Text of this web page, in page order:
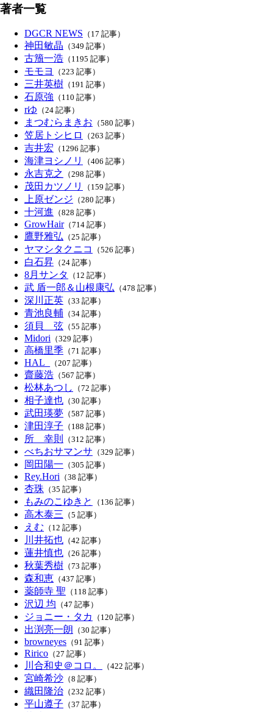
著者一覧
DGCR NEWS （17 記事）
神田敏晶 （349 記事）
古籏一浩 （1195 記事）
モモヨ （223 記事）
三井英樹 （191 記事）
石原強 （110 記事）
rゆ （24 記事）
まつむらまきお （580 記事）
笠居トシヒロ （263 記事）
吉井宏 （1296 記事）
海津ヨシノリ （406 記事）
永吉克之 （298 記事）
茂田カツノリ （159 記事）
上原ゼンジ （280 記事）
十河進 （828 記事）
GrowHair（714 記事）
鷹野雅弘 （25 記事）
ヤマシタクニコ （526 記事）
白石昇 （24 記事）
8月サンタ （12 記事）
武 盾一郎＆山根康弘 （478 記事）
深川正英 （33 記事）
青池良輔 （34 記事）
須貝 弦 （55 記事）
Midori （329 記事）
高橋里季 （71 記事）
HAL_ （207 記事）
齋藤浩 （567 記事）
松林あつし （72 記事）
相子達也 （30 記事）
武田瑛夢 （587 記事）
津田淳子 （188 記事）
所 幸則 （312 記事）
べちおサマンサ （329 記事）
岡田陽一 （305 記事）
Rey.Hori （38 記事）
杏珠 （35 記事）
もみのこゆきと （136 記事）
高木泰三 （5 記事）
えむ （12 記事）
川井拓也 （42 記事）
蓮井慎也 （26 記事）
秋葉秀樹 （73 記事）
森和恵 （437 記事）
薬師寺 聖 （118 記事）
沢辺 均 （47 記事）
ジョニー・タカ （120 記事）
出渕亮一朗 （30 記事）
browneyes （91 記事）
Ririco （27 記事）
川合和史＠コロ。 （422 記事）
宮崎希沙 （8 記事）
織田隆治 （232 記事）
平山遵子 （37 記事）